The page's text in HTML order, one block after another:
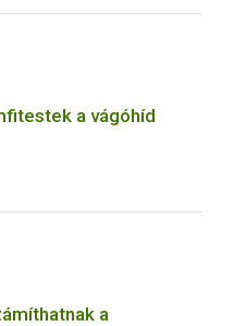
a vágóhíd
a